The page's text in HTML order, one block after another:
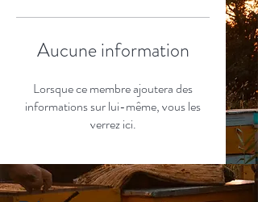
Aucune information
Lorsque ce membre ajoutera des
informations sur lui-même, vous les
verrez ici.